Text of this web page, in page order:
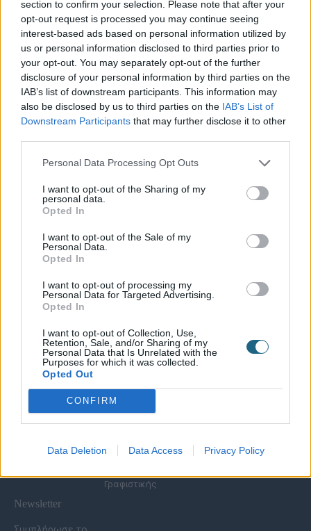
section to confirm your selection. Please note that after your
opt-out request is processed you may continue seeing
interest-based ads based on personal information utilized by
us or personal information disclosed to third parties prior to
your opt-out. You may separately opt-out of the further
disclosure of your personal information by third parties on the
IAB’s list of downstream participants. This information may
also be disclosed by us to third parties on the IAB’s List of
Downstream Participants that may further disclose it to other
Personal Data Processing Opt Outs
I want to opt-out of the Sharing of my
personal data.
Opted In
I want to opt-out of the Sale of my
Personal Data.
Opted In
I want to opt-out of processing my
Personal Data for Targeted Advertising.
Opted In
I want to opt-out of Collection, Use,
Retention, Sale, and/or Sharing of my
Personal Data that Is Unrelated with the
Purposes for which it was collected.
Opted Out
CONFIRM
Data Deletion Data Access Privacy Policy
+30 210 700 6825
+30 694 9855145
info@spagenesis.gr
Ωράριο Λειτουργίας
Δευ - Παρ: 09:00 - 18:00
Σάββατο: 10:00 - 19:00
Χρήσιμες Σελίδες
Καριέρα
Τα Νέα μας
Απορρήτου
Όροι Χρήσης Eshop
Συχνές Ερωτήσεις
Τρόποι Πληρωμής &
Spa Marketing &
Προσωπικού
Digital Marketing
Wellness Real Estate
Ανακαίνιση Spa
Εξοπλισμός
Γραφιστικής
Εξειδικευμένα
Σεμινάρια
Σεμινάρια
Αισθητικής
Σεμινάρια Μασάζ
Σεμινάρια
Newsletter